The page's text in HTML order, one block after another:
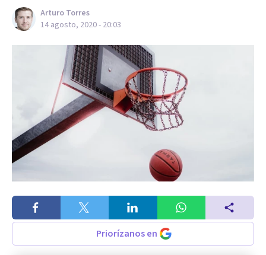
Arturo Torres
14 agosto, 2020 - 20:03
Priorízanos en